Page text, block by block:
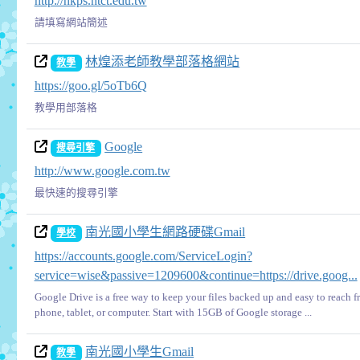
請填寫網站簡述
教學
林煌添老師教學部落格網站
https://goo.gl/5oTb6Q
教學用部落格
搜尋引擎
Google
http://www.google.com.tw
最快速的搜尋引擎
學校
南光國小學生網路硬碟Gmail
https://accounts.google.com/ServiceLogin?
service=wise&passive=1209600&continue=https://drive.goog...
Google Drive is a free way to keep your files backed up and easy to reach
phone, tablet, or computer. Start with 15GB of Google storage ...
教學 南光國小學生Gmail